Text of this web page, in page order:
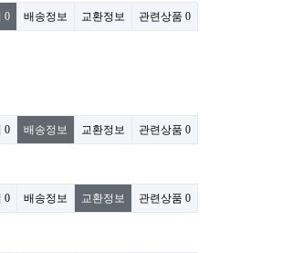
0 배송정보 교환정보 관련상품 0
0 배송정보 교환정보 관련상품 0
0 배송정보 교환정보 관련상품 0